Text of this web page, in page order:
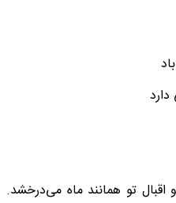
تو همانند ماه می‌درخشد.